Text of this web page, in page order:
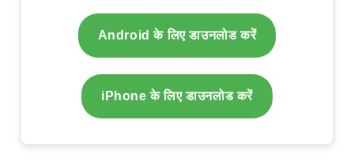
Android के लिए डाउनलोड करें
iPhone के लिए डाउनलोड करें